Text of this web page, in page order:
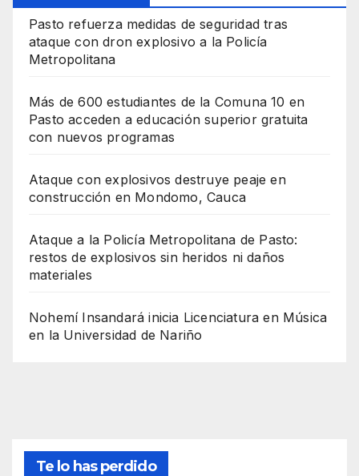
Pasto refuerza medidas de seguridad tras
ataque con dron explosivo a la Policía
Metropolitana
Más de 600 estudiantes de la Comuna 10 en
Pasto acceden a educación superior gratuita
con nuevos programas
Ataque con explosivos destruye peaje en
construcción en Mondomo, Cauca
Ataque a la Policía Metropolitana de Pasto:
restos de explosivos sin heridos ni daños
materiales
Nohemí Insandará inicia Licenciatura en Música
en la Universidad de Nariño
Te lo has perdido